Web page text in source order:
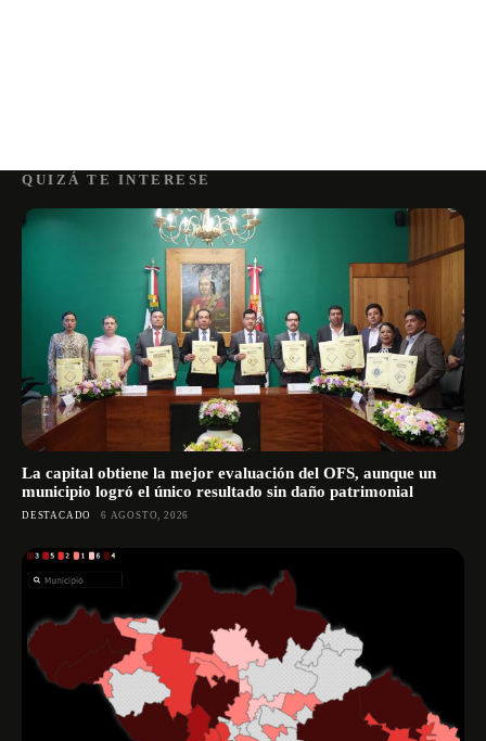
QUIZÁ TE INTERESE
La capital obtiene la mejor evaluación del OFS, aunque un
municipio logró el único resultado sin daño patrimonial
DESTACADO 6 AGOSTO, 2026